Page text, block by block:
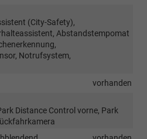
(City-Safety),
Abstandstempomat
Notrufsystem,
vorhanden
Distance Control vorne, Park